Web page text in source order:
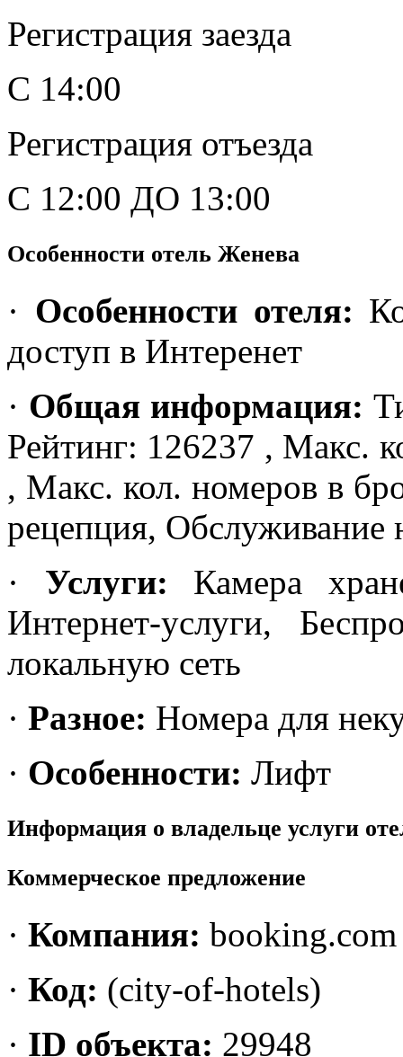
Регистрация заезда
С 14:00
Регистрация отъезда
С 12:00 ДО 13:00
Особенности отель Женева
· Особенности отеля:
доступ в Интеренет
· Общая информация:
Рейтинг: 126237 , Макс.
, Макс. кол. номеров в
рецепция, Обслуживание
· Услуги: Камера
Интернет-услуги,
локальную сеть
· Разное: Номера для
· Особенности: Лифт
Информация о владельце услуги
Коммерческое предложение
· Компания: booking.com
· Код: (city-of-hotels)
· ID объекта: 29948